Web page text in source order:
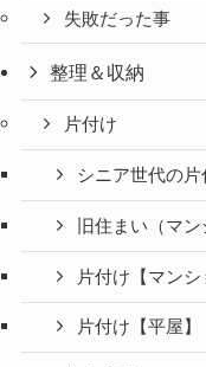
失敗だった事
整理＆収納
片付け
シニア世代の片
旧住まい（マン
片付け【マンシ
片付け【平屋】